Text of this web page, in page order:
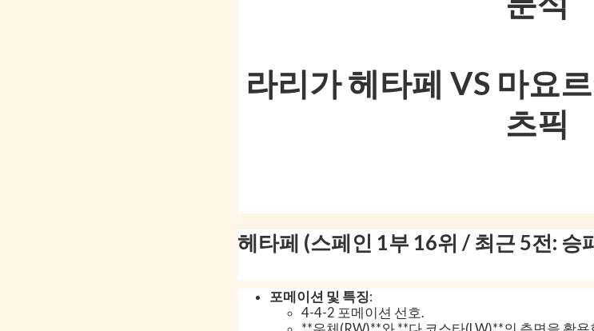
라리가 헤타페 VS 마요
츠픽
헤타페 (스페인 1부 16위 / 최근 5전: 승
포메이션 및 특징:
4-4-2 포메이션 선호.